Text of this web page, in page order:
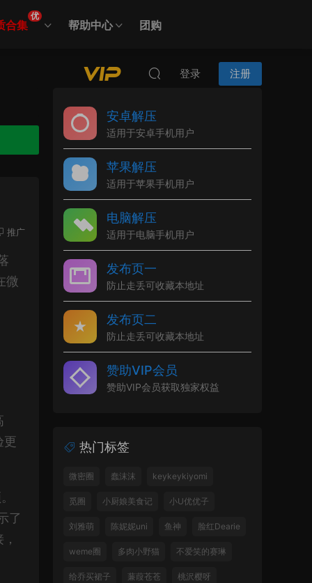
合集
优
帮助中心 团购
登录 注册
推广
微
更
了
安卓解压
适用于安卓手机用户
苹果解压
适用于苹果手机用户
电脑解压
适用于电脑手机用户
发布页一
防止走丢可收藏本地址
发布页二
防止走丢可收藏本地址
赞助VIP会员
赞助VIP会员获取独家权益
热门标签
微密圈 蠢沫沫 keykeykiyomi
觅圈 小厨娘美食记 小U优优子
刘雅萌 陈妮妮uni 鱼神 脸红Dearie
weme圈 多肉小野猫 不爱笑的赛琳
给乔买裙子 蒹葭苍苍 桃沢樱呀